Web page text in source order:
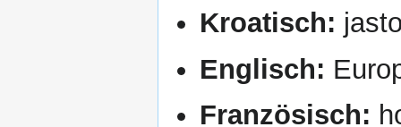
Kroatisch:
Englisch:
Französisch: